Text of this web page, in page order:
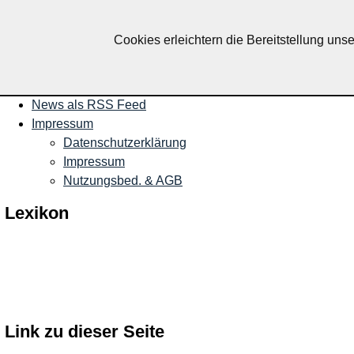
News als RSS Feed
Impressum
Datenschutzerklärung
Impressum
Nutzungsbed. & AGB
Lexikon
Link zu dieser Seite
Cookies erleichtern die Bereitstellung